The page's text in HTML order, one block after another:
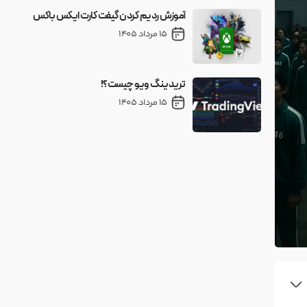
آموزش ردیم کردن گیفت کارت ایکس باکس
15 مرداد 1405
تریدینگ ویو چیست؟!
15 مرداد 1405